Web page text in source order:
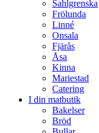
Sahlgrenska
Frölunda
Linné
Onsala
Fjärås
Åsa
Kinna
Mariestad
Catering
I din matbutik
Bakelser
Bröd